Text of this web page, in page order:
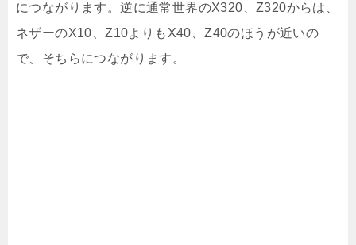
につながります。逆に通常世界のX320、Z320からは、
ネザーのX10、Z10よりもX40、Z40のほうが近いの
で、そちらにつながります。